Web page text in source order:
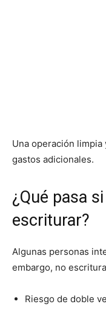
Una operación
gastos adicionales.
¿Qué pasa
escriturar?
Algunas personas
embargo, no
Riesgo de doble